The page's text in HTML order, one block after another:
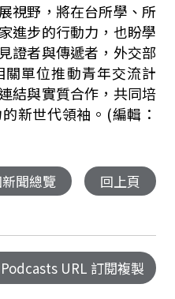
視野，將在台所學、所
進步的行動力，也盼學
證者與傳遞者，外交部
單位推動青年交流計
結與實質合作，共同培
新世代領袖。(編輯：
聞總覽 回上頁
Podcasts URL 訂閱複製